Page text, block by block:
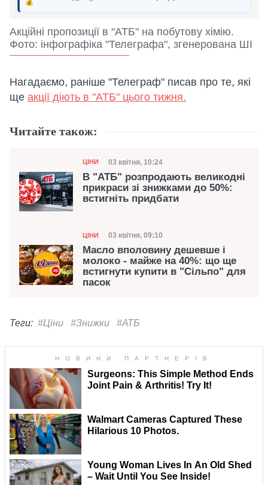
Акційні пропозиції в "АТБ" на побутову хімію.
Фото: інфографіка "Телеграфа", згенерована ШІ
Нагадаємо, раніше "Телеграф" писав про те, які
ще акції діють в "АТБ" цього тижня.
Читайте також:
Категорія
ЦІНИ Дата публікації
03 квітня, 10:24
В "АТБ" розпродають великодні
прикраси зі знижками до 50%:
встигніть придбати
Категорія
ЦІНИ Дата публікації
03 квітня, 09:10
Масло вполовину дешевше і
молоко - майже на 40%: що ще
встигнути купити в "Сільпо" для
пасок
Теги: #Ціни #Знижки #АТБ